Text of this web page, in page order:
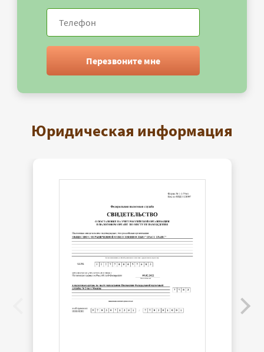
Перезвоните мне
Юридическая информация